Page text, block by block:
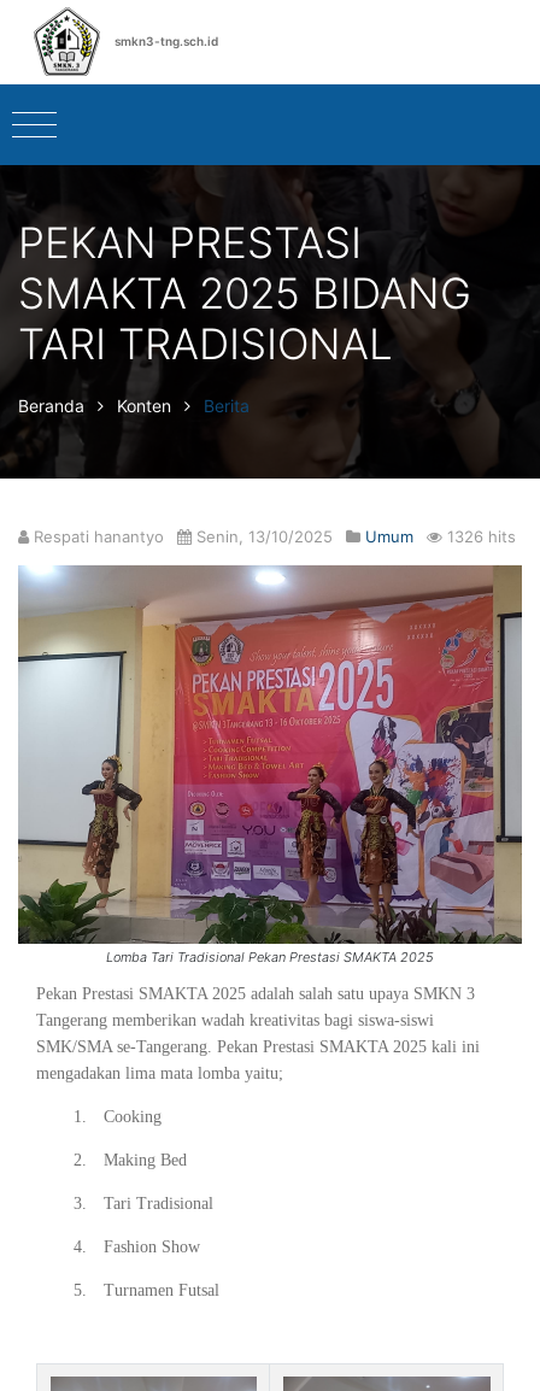
smkn3-tng.sch.id
PEKAN PRESTASI
SMAKTA 2025 BIDANG
TARI TRADISIONAL
Beranda Konten Berita
Respati hanantyo Senin, 13/10/2025 Umum 1326 hits
Lomba Tari Tradisional Pekan Prestasi SMAKTA 2025
Pekan Prestasi SMAKTA 2025 adalah salah satu upaya SMKN 3
Tangerang memberikan wadah kreativitas bagi siswa-siswi
SMK/SMA se-Tangerang. Pekan Prestasi SMAKTA 2025 kali ini
mengadakan lima mata lomba yaitu;
1. Cooking
2. Making Bed
3. Tari Tradisional
4. Fashion Show
5. Turnamen Futsal